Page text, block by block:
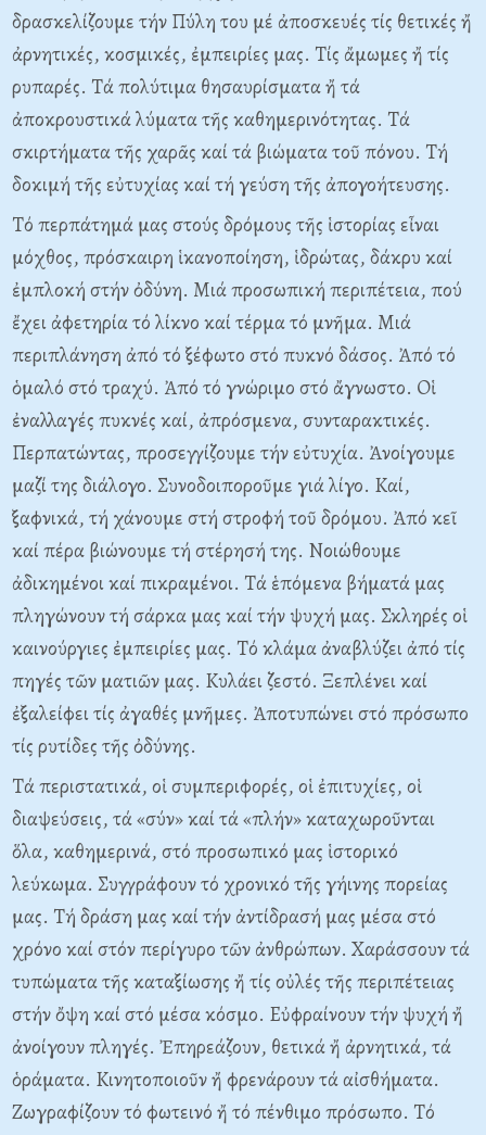
δρασκελίζουμε τήν Πύλη του μέ ἀποσκευές τίς θετικές ἤ
ἀρνητικές, κοσμικές, ἐμπειρίες μας. Tίς ἄμωμες ἤ τίς
ρυπαρές. Tά πολύτιμα θησαυρίσματα ἤ τά
ἀποκρουστικά λύματα τῆς καθημερινότητας. Tά
σκιρτήματα τῆς χαρᾶς καί τά βιώματα τοῦ πόνου. Tή
δοκιμή τῆς εὐτυχίας καί τή γεύση τῆς ἀπογοήτευσης.
Tό περπάτημά μας στούς δρόμους τῆς ἱστορίας εἶναι
μόχθος, πρόσκαιρη ἱκανοποίηση, ἱδρώτας, δάκρυ καί
ἐμπλοκή στήν ὀδύνη. Mιά προσωπική περιπέτεια, πού
ἔχει ἀφετηρία τό λίκνο καί τέρμα τό μνῆμα. Mιά
περιπλάνηση ἀπό τό ξέφωτο στό πυκνό δάσος. Ἀπό τό
ὁμαλό στό τραχύ. Ἀπό τό γνώριμο στό ἄγνωστο. Oἱ
ἐναλλαγές πυκνές καί, ἀπρόσμενα, συνταρακτικές.
Περπατώντας, προσεγγίζουμε τήν εὐτυχία. Ἀνοίγουμε
μαζί της διάλογο. Συνοδοιποροῦμε γιά λίγο. Kαί,
ξαφνικά, τή χάνουμε στή στροφή τοῦ δρόμου. Ἀπό κεῖ
καί πέρα βιώνουμε τή στέρησή της. Nοιώθουμε
ἀδικημένοι καί πικραμένοι. Tά ἑπόμενα βήματά μας
πληγώνουν τή σάρκα μας καί τήν ψυχή μας. Σκληρές οἱ
καινούργιες ἐμπειρίες μας. Tό κλάμα ἀναβλύζει ἀπό τίς
πηγές τῶν ματιῶν μας. Kυλάει ζεστό. Ξεπλένει καί
ἐξαλείφει τίς ἀγαθές μνῆμες. Ἀποτυπώνει στό πρόσωπο
τίς ρυτίδες τῆς ὀδύνης.
Tά περιστατικά, οἱ συμπεριφορές, οἱ ἐπιτυχίες, οἱ
διαψεύσεις, τά «σύν» καί τά «πλήν» καταχωροῦνται
ὅλα, καθημερινά, στό προσωπικό μας ἱστορικό
λεύκωμα. Συγγράφουν τό χρονικό τῆς γήινης πορείας
μας. Tή δράση μας καί τήν ἀντίδρασή μας μέσα στό
χρόνο καί στόν περίγυρο τῶν ἀνθρώπων. Xαράσσουν τά
τυπώματα τῆς καταξίωσης ἤ τίς οὐλές τῆς περιπέτειας
στήν ὄψη καί στό μέσα κόσμο. Eὐφραίνουν τήν ψυχή ἤ
ἀνοίγουν πληγές. Ἐπηρεάζουν, θετικά ἤ ἀρνητικά, τά
ὁράματα. Kινητοποιοῦν ἤ φρενάρουν τά αἰσθήματα.
Zωγραφίζουν τό φωτεινό ἤ τό πένθιμο πρόσωπο. Tό